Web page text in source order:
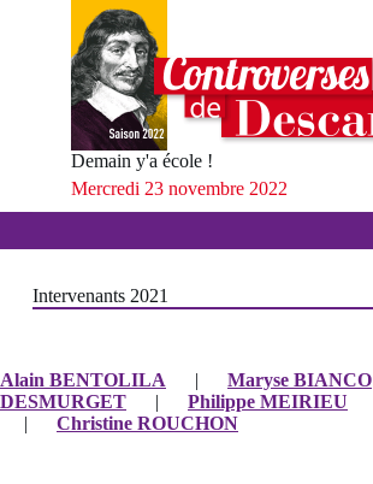
o
n
Demain y'a école !
Mercredi 23 novembre 2022
Intervenants 2021
Alain BENTOLILA | Maryse BIANCO
DESMURGET
| Philippe MEIRIEU
|
Christine ROUCHON